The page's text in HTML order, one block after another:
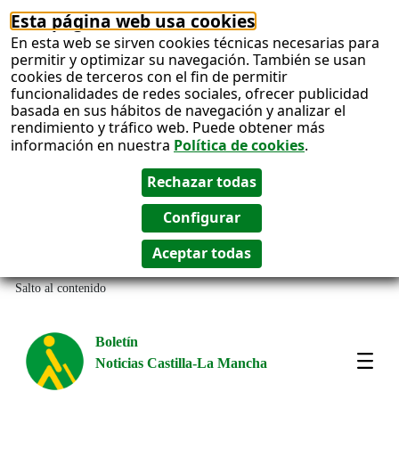
Esta página web usa cookies
En esta web se sirven cookies técnicas necesarias para
permitir y optimizar su navegación. También se usan
cookies de terceros con el fin de permitir
funcionalidades de redes sociales, ofrecer publicidad
basada en sus hábitos de navegación y analizar el
rendimiento y tráfico web. Puede obtener más
información en nuestra Política de cookies.
Salto al contenido
Boletín
Noticias Castilla-La Mancha